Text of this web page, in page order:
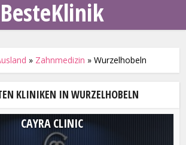
BesteKlinik
» Zahnmedizin »Wurzelhobeln
KLINIKEN IN WURZELHOBELN
CAYRA CLINIC